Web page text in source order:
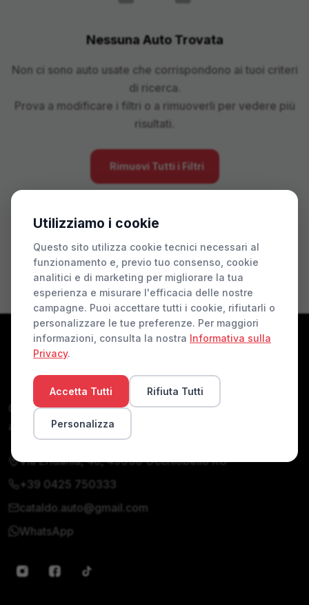
Nessuna Auto Trovata
Non ci sono auto usate che corrispondono ai tuoi criteri
di ricerca.
Prova a modificare i filtri o a rimuoverli per vedere più
risultati.
Rimuovi Tutti i Filtri
Concessionaria di auto nuove e usate. Qualità,
affidabilità e servizio personalizzato dal 1990.
Via Eridania, 48, 45030 Occhiobello RO
+39 0425 750333
cataldo.auto@gmail.com
WhatsApp
Utilizziamo i cookie
Questo sito utilizza cookie tecnici necessari al
funzionamento e, previo tuo consenso, cookie
analitici e di marketing per migliorare la tua
esperienza e misurare l'efficacia delle nostre
campagne. Puoi accettare tutti i cookie, rifiutarli o
personalizzare le tue preferenze. Per maggiori
informazioni, consulta la nostra Informativa sulla
Privacy.
Accetta Tutti Rifiuta Tutti
Personalizza